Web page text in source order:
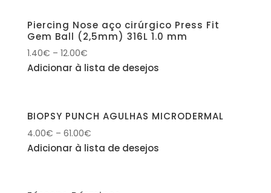
Piercing Nose aço cirúrgico Press Fit
Gem Ball (2,5mm) 316L 1.0 mm
1.40€ – 12.00€
Adicionar à lista de desejos
BIOPSY PUNCH AGULHAS MICRODERMAL
4.00€ – 61.00€
Adicionar à lista de desejos